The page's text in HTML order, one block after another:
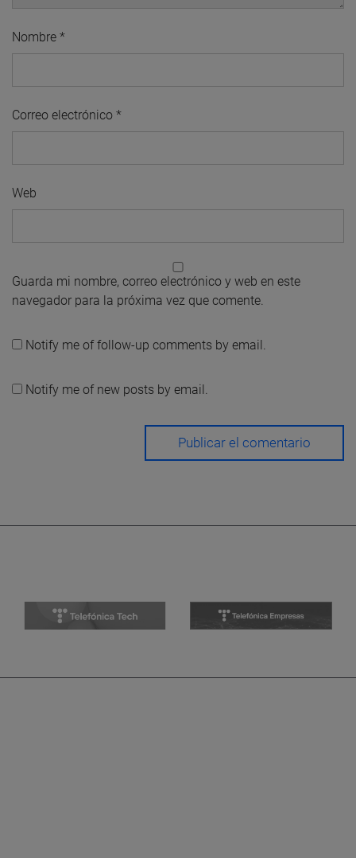
Nombre *
Correo electrónico *
Web
Guarda mi nombre, correo electrónico y web en este
navegador para la próxima vez que comente.
Notify me of follow-up comments by email.
Notify me of new posts by email.